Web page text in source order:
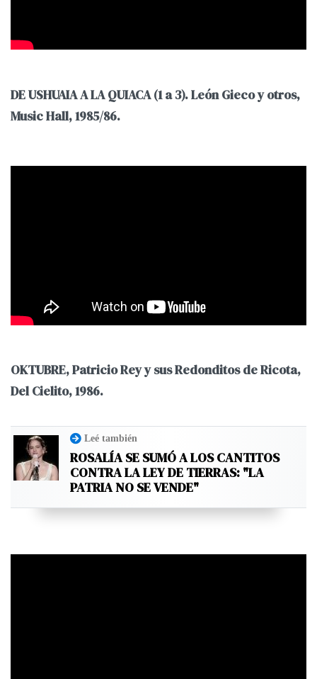
DE USHUAIA A LA QUIACA (1 a 3). León Gieco y otros,
Music Hall, 1985/86.
OKTUBRE, Patricio Rey y sus Redonditos de Ricota,
Del Cielito, 1986.
Leé también
ROSALÍA SE SUMÓ A LOS CANTITOS
CONTRA LA LEY DE TIERRAS: "LA
PATRIA NO SE VENDE"